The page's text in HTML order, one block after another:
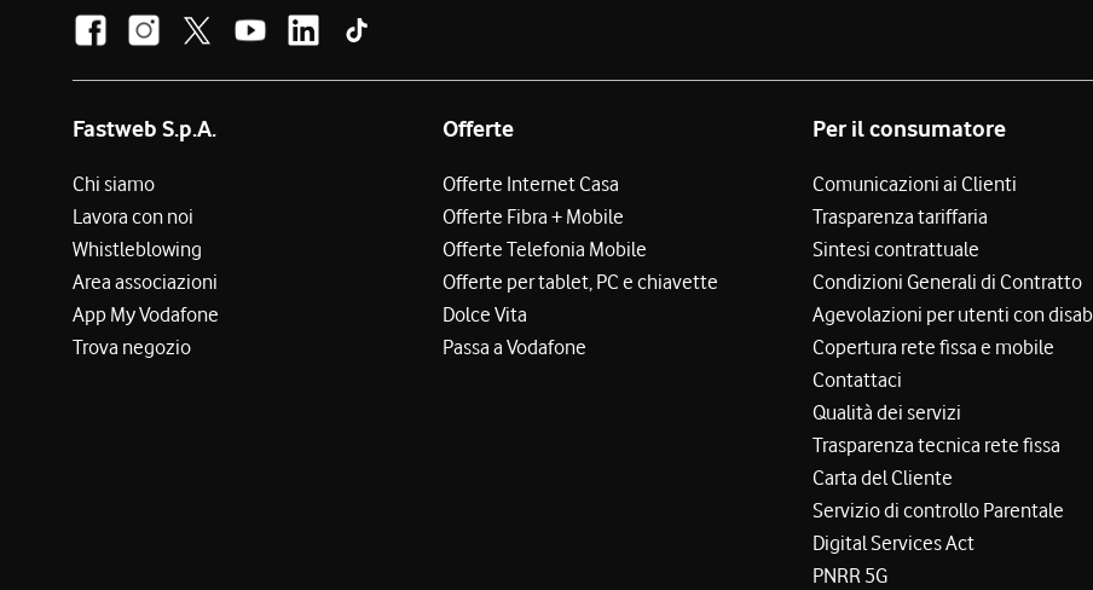
Fastweb S.p.A.
Chi siamo
Lavora con noi
Whistleblowing
Area associazioni
App My Vodafone
Trova negozio
Offerte
Offerte Internet Casa
Offerte Fibra + Mobile
Offerte Telefonia Mobile
Offerte per tablet, PC e chiavette
Dolce Vita
Passa a Vodafone
Per il consumatore
Comunicazioni ai Clienti
Trasparenza tariffaria
Sintesi contrattuale
Condizioni Generali di Contratto
Agevolazioni per utenti con
Copertura rete fissa e mobile
Contattaci
Qualità dei servizi
Trasparenza tecnica rete fissa
Carta del Cliente
Servizio di controllo Parentale
Digital Services Act
PNRR 5G